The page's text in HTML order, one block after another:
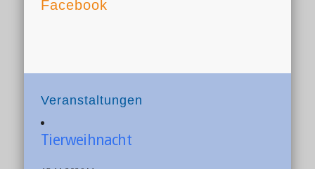
Facebook
Veranstaltungen
Tierweihnacht